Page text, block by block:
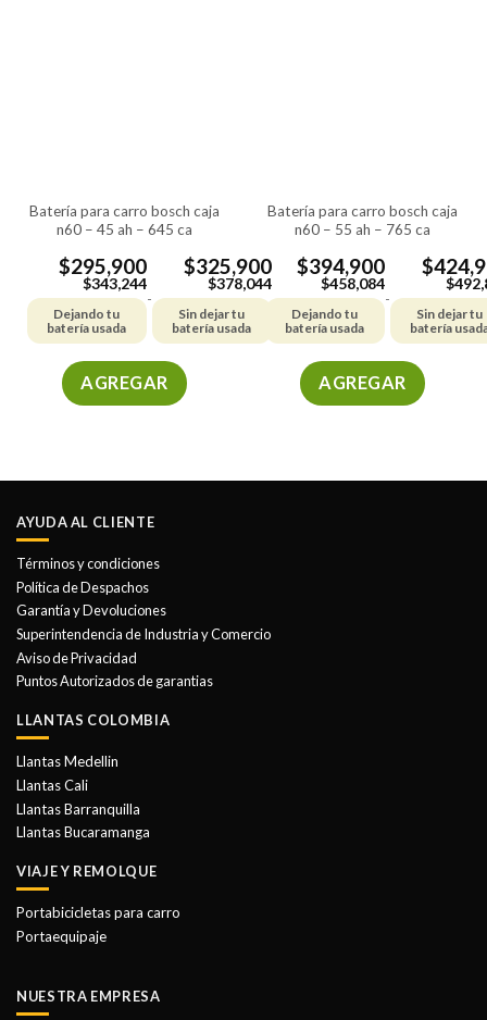
página
de
producto
página
de
producto
batería para carro bosch caja
n60 – 45 ah – 645 ca
$295,900
$343,244
Dejando tu
batería usada
-
$325,900
$378,044
Sin dejar tu
batería usada
AGREGAR
múltiples
Las
pueden
elegir
en
la
página
de
batería para carro bosch caja
n60 – 55 ah – 765 ca
$394,900
$458,084
Dejando tu
batería usada
-
$
$
Sin dejar tu
batería
AGREGAR
múltiples
AYUDA AL CLIENTE
Términos y condiciones
Política de Despachos
Garantía y Devoluciones
Superintendencia de Industria y Comercio
Aviso de Privacidad
Puntos Autorizados de garantias
LLANTAS COLOMBIA
Llantas Medellin
Llantas Cali
Llantas Barranquilla
Llantas Bucaramanga
VIAJE Y REMOLQUE
Portabicicletas para carro
Portaequipaje
NUESTRA EMPRESA